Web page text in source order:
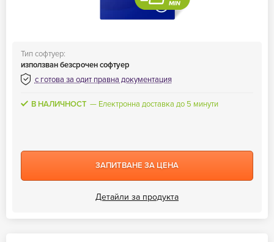
Тип софтуер:
използван безсрочен софтуер
с готова за одит правна документация
В НАЛИЧНОСТ Електронна доставка до 5 минути
ЗАПИТВАНЕ ЗА ЦЕНА
Детайли за продукта